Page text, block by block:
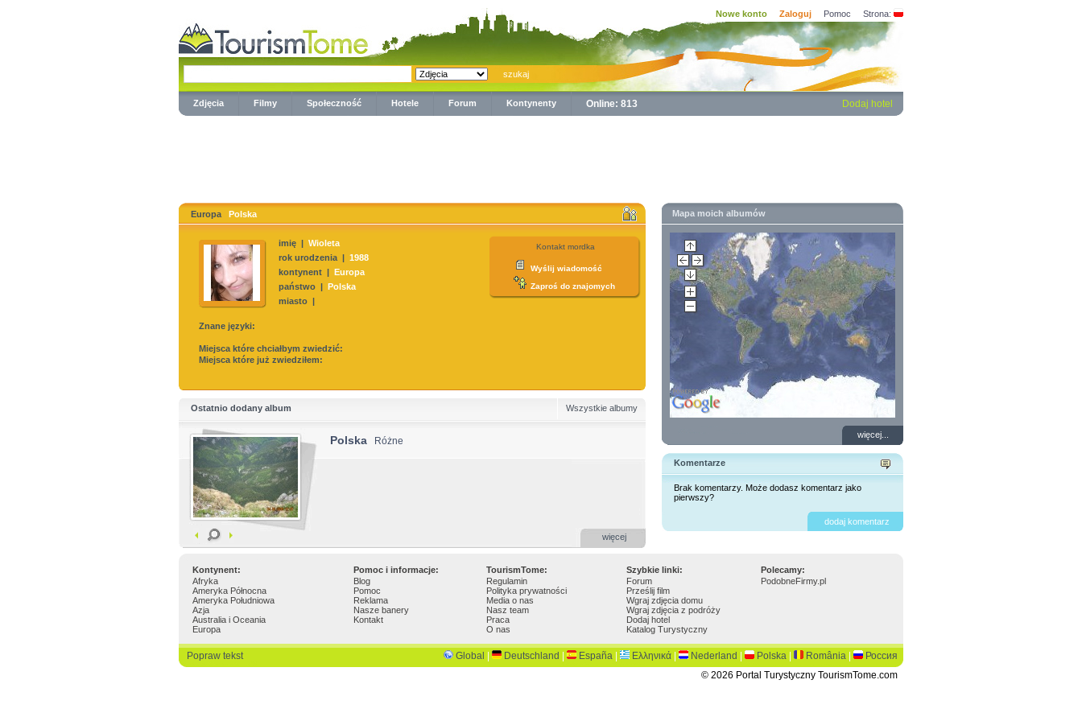
Nowe konto Zaloguj Pomoc Strona:
Zdjęcia Filmy Społeczność Hotele Forum Kontynenty Online: 813 Dodaj hotel
Europa Polska
Kontakt mordka
Wyślij wiadomość
Zaproś do znajomych
imię | Wioleta
rok urodzenia | 1988
kontynent | Europa
państwo | Polska
miasto |
Znane języki:
Miejsca które chciałbym zwiedzić:
Miejsca które już zwiedziłem:
Ostatnio dodany album Wszystkie albumy
Polska Różne
więcej
Mapa moich albumów
więcej...
Komentarze
Brak komentarzy. Może dodasz komentarz jako
pierwszy?
dodaj komentarz
Kontynent: Pomoc i informacje: TourismTome: Szybkie linki:
Polecamy:
Afryka
Ameryka Północna
Ameryka Południowa
Azja
Australia i Oceania
Europa
Blog
Pomoc
Reklama
Nasze banery
Kontakt
Regulamin
Polityka prywatności
Media o nas
Nasz team
Praca
O nas
Forum
Prześlij film
Wgraj zdjęcia domu
Wgraj zdjęcia z podróży
Dodaj hotel
Katalog Turystyczny
PodobneFirmy.pl
Popraw tekst Global Deutschland España Ελληνικά Nederland Polska România
Россия
© 2026 Portal Turystyczny TourismTome.com